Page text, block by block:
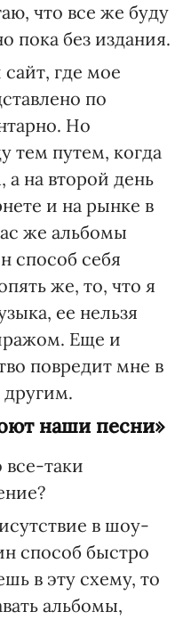
что все же буду
пока без издания.
где мое
по
Но
тем путем, когда
а на второй день
и на рынке в
же альбомы
способ себя
же, то, что я
ее нельзя
Еще и
повредит мне в
наши песни»
таки
в шоу-
способ быстро
в эту схему, то
альбомы,